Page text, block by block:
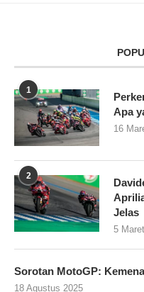
1
Apa
16
2
Jelas
5
Sorotan MotoGP:
18 Agustus 2025